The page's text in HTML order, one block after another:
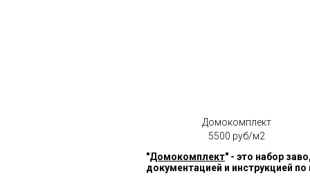
Домокомплект
5500 руб/м2
"Домокомплект" - это набор
документацией и инструкцией